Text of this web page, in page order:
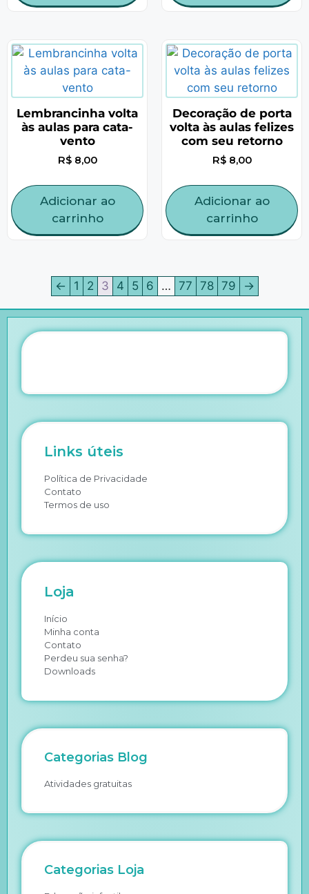
Lembrancinha volta
às aulas para cata-
vento
R$8,00
Adicionar ao
carrinho
Decoração de porta
volta às aulas felizes
com seu retorno
R$8,00
Adicionar ao
carrinho
← 1 2 3 4 5 6 … 77 78 79 →
Links úteis
Política de Privacidade
Contato
Termos de uso
Loja
Início
Minha conta
Contato
Perdeu sua senha?
Downloads
Categorias Blog
Atividades gratuitas
Categorias Loja